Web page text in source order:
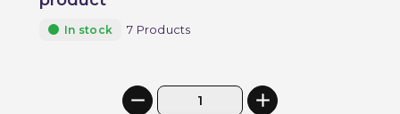
In stock 7 Products